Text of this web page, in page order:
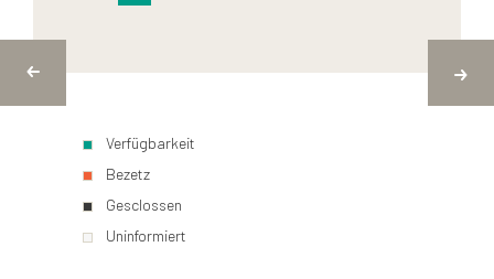
Verfügbarkeit
Bezetz
Gesclossen
Uninformiert